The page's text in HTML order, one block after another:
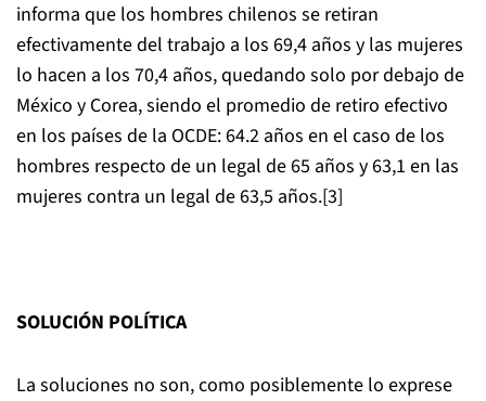
informa que los hombres chilenos se retiran
efectivamente del trabajo a los 69,4 años y las mujeres
lo hacen a los 70,4 años, quedando solo por debajo de
México y Corea, siendo el promedio de retiro efectivo
en los países de la OCDE: 64.2 años en el caso de los
hombres respecto de un legal de 65 años y 63,1 en las
mujeres contra un legal de 63,5 años.[3]
SOLUCIÓN POLÍTICA
La soluciones no son, como posiblemente lo exprese